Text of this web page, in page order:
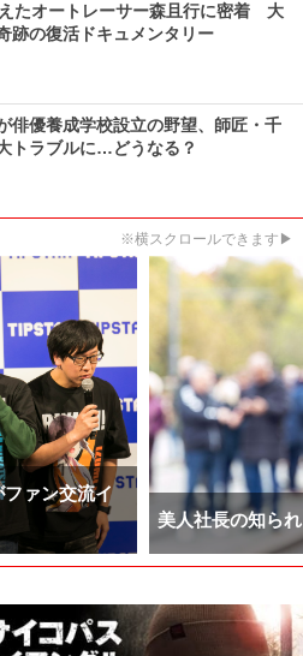
たオートレーサー森且行に密着 大
跡の復活ドキュメンタリー
俳優養成学校設立の野望、師匠・千
トラブルに…どうなる？
※横スクロールできます▶
ァン交流イ
美人社長の知ら